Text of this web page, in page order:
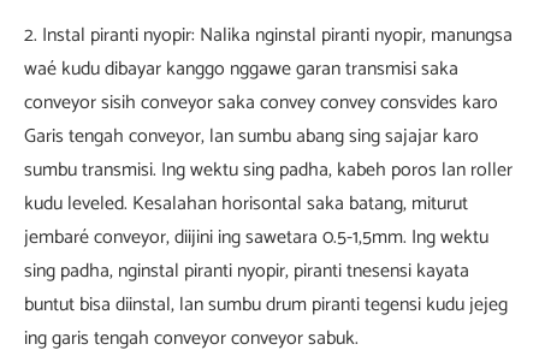
2. Instal piranti nyopir: Nalika nginstal piranti nyopir, manungsa
waé kudu dibayar kanggo nggawe garan transmisi saka
conveyor sisih conveyor saka convey convey consvides karo
Garis tengah conveyor, lan sumbu abang sing sajajar karo
sumbu transmisi. Ing wektu sing padha, kabeh poros lan roller
kudu leveled. Kesalahan horisontal saka batang, miturut
jembaré conveyor, diijini ing sawetara 0.5-1,5mm. Ing wektu
sing padha, nginstal piranti nyopir, piranti tnesensi kayata
buntut bisa diinstal, lan sumbu drum piranti tegensi kudu jejeg
ing garis tengah conveyor conveyor sabuk.